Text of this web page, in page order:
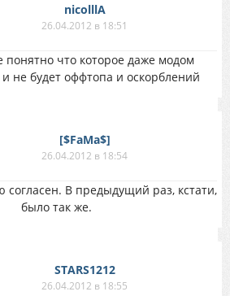
nicolllA
26.04.2012 в 18:51
понятно что которое даже модом
и не будет оффтопа и оскорблений
[$FaMa$]
26.04.2012 в 18:54
согласен. В предыдущий раз, кстати,
было так же.
STARS1212
26.04.2012 в 18:55